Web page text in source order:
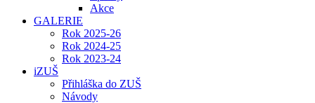
Akce
GALERIE
Rok 2025-26
Rok 2024-25
Rok 2023-24
iZUŠ
Přihláška do ZUŠ
Návody